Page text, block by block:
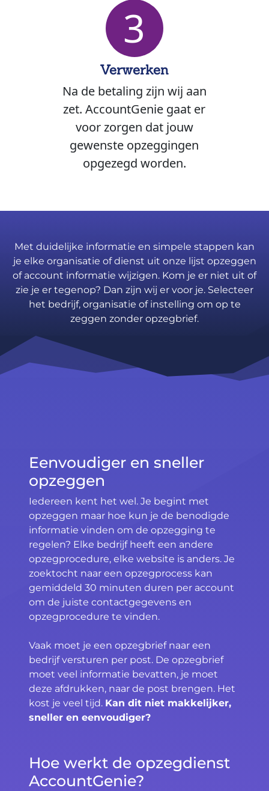
3
Verwerken
Na de betaling zijn wij aan
zet. AccountGenie gaat er
voor zorgen dat jouw
gewenste opzeggingen
opgezegd worden.
Met duidelijke informatie en simpele stappen kan
je elke organisatie of dienst uit onze lijst opzeggen
of account informatie wijzigen. Kom je er niet uit of
zie je er tegenop? Dan zijn wij er voor je. Selecteer
het bedrijf, organisatie of instelling om op te
zeggen zonder opzegbrief.
Eenvoudiger en sneller
opzeggen
Iedereen kent het wel. Je begint met
opzeggen maar hoe kun je de benodigde
informatie vinden om de opzegging te
regelen? Elke bedrijf heeft een andere
opzegprocedure, elke website is anders. Je
zoektocht naar een opzegprocess kan
gemiddeld 30 minuten duren per account
om de juiste contactgegevens en
opzegprocedure te vinden.
Vaak moet je een opzegbrief naar een
bedrijf versturen per post. De opzegbrief
moet veel informatie bevatten, je moet
deze afdrukken, naar de post brengen. Het
kost je veel tijd. Kan dit niet makkelijker,
sneller en eenvoudiger?
Hoe werkt de opzegdienst
AccountGenie?